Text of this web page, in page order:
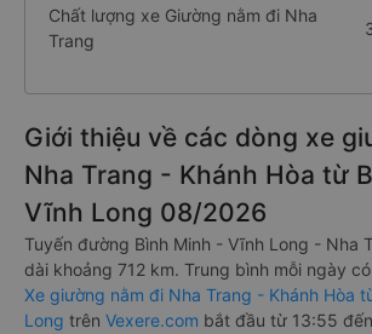
Chất lượng xe Giường nằm đi Nha
Trang
Giới thiệu về các dòng xe
Nha Trang - Khánh Hòa từ
Vĩnh Long 08/2026
Tuyến đường Bình Minh - Vĩnh Long - Nha
dài khoảng 712 km. Trung bình mỗi ngày
Xe giường nằm đi Nha Trang - Khánh Hòa
Long trên Vexere.com bắt đầu từ 13:55